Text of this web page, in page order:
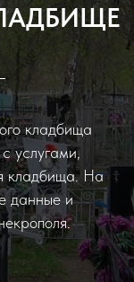
кладбища
услугами,
кладбища. На
данные и